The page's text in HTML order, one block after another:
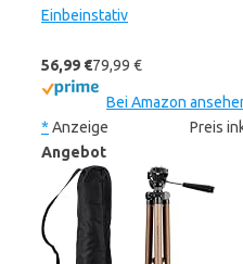
Einbeinstativ
56,99 €79,99 €
Bei Amazon
* Anzeige
Preis
Angebot